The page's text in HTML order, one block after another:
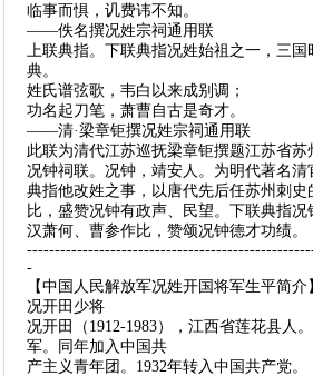
临事而惧，讥费讳不知。
——佚名撰况姓宗祠通用联
上联典指。下联典指况姓始祖之一，三
典。
姓氏谱弦歌，韦白以来成别调；
功名起刀笔，萧曹自古是奇才。
——清·梁章钜撰况姓宗祠通用联
此联为清代江苏巡抚梁章钜撰题江苏省苏
况钟祠联。况钟，靖安人。为明代著名
典指他改姓之事，以唐代先后任苏州刺
比，盛赞况钟有政声、民望。下联典指
汉萧何、曹参作比，赞颂况钟德才功绩。
-
【中国人民解放军况姓开国将军生平简介
况开田少将
况开田（1912-1983），江西省莲花县人
军。同年加入中国共
产主义青年团。1932年转入中国共产党。